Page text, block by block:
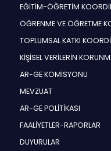
EĞİTİM-ÖĞRETİM
ÖĞRENME VE ÖĞRETME
TOPLUMSAL KATKI
KİŞİSEL VERİLERİN
AR-GE KOMİSYONU
MEVZUAT
AR-GE POLİTİKASI
FAALİYETLER-RAPORLAR
DUYURULAR